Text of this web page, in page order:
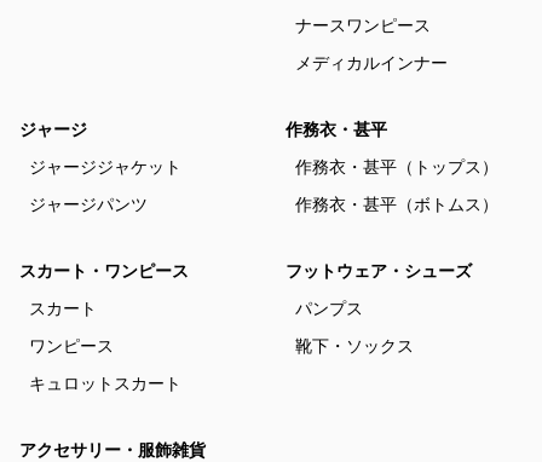
ナースワンピース
メディカルインナー
ジャージ
ジャージジャケット
ジャージパンツ
作務衣・甚平
作務衣・甚平（トップス）
作務衣・甚平（ボトムス）
スカート・ワンピース
スカート
ワンピース
キュロットスカート
フットウェア・シューズ
パンプス
靴下・ソックス
アクセサリー・服飾雑貨